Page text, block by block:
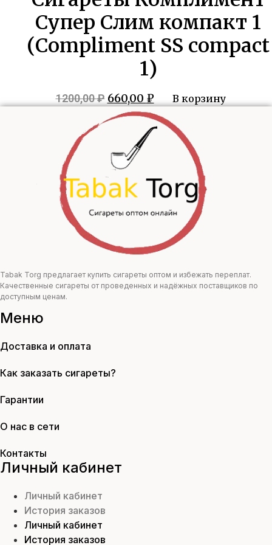
Супер Слим компакт 1
(Compliment SS compact
1)
1200,00₽ Первоначальная
цена
составляла
1200,00 ₽.
660,00 ₽Текущая
цена:
660,00 ₽.
В корзину
Tabak Torg предлагает купить сигареты оптом и избежать переплат.
Качественные сигареты от проведенных и надёжных поставщиков по
доступным ценам.
Меню
Доставка и оплата
Как заказать сигареты?
Гарантии
О нас в сети
Контакты
Личный кабинет
Личный кабинет
История заказов
Личный кабинет
История заказов